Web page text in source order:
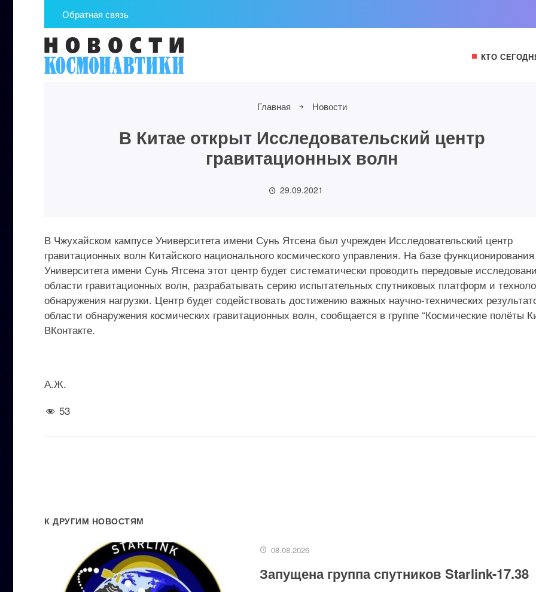
Обратная связь
КТО
Главная Новости
В Китае открыт Исследовательский центр
гравитационных волн
29.09.2021
В Чжухайском кампусе Университета имени Сунь Ятсена был учрежден Исследовательский центр
гравитационных волн Китайского национального космического управления. На базе функционирования
Университета имени Сунь Ятсена этот центр будет систематически проводить передовые
области гравитационных волн, разрабатывать серию испытательных спутниковых платформ и
обнаружения нагрузки. Центр будет содействовать достижению важных научно-технических
области обнаружения космических гравитационных волн, сообщается в группе “Космические полёты
ВКонтакте.
А.Ж.
53
К ДРУГИМ НОВОСТЯМ
08.08.2026
Запущена группа спутников Starlink-17.38